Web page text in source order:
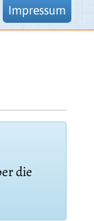
Impressum
die